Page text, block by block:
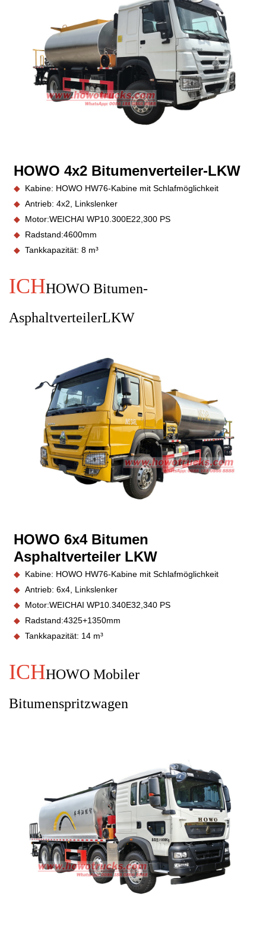
HOWO 4x2 Bitumenverteiler-LKW
◆ Kabine: HOWO HW76-Kabine mit Schlafmöglichkeit
◆ Antrieb: 4x2, Linkslenker
◆ Motor:WEICHAI WP10.300E22,300 PS
◆ Radstand:4600mm
◆ Tankkapazität: 8 m³
ICHHOWO Bitumen-
AsphaltverteilerLKW
HOWO 6x4 Bitumen
Asphaltverteiler LKW
◆ Kabine: HOWO HW76-Kabine mit Schlafmöglichkeit
◆ Antrieb: 6x4, Linkslenker
◆ Motor:WEICHAI WP10.340E32,340 PS
◆ Radstand:4325+1350mm
◆ Tankkapazität: 14 m³
ICHHOWO Mobiler
Bitumenspritzwagen